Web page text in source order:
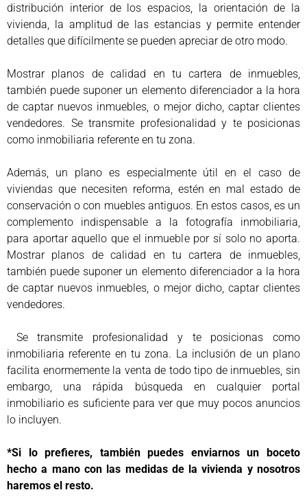
distribución interior de los espacios, la orientación de la
vivienda, la amplitud de las estancias y permite entender
detalles que difícilmente se pueden apreciar de otro modo.
Mostrar planos de calidad en tu cartera de inmuebles,
también puede suponer un elemento diferenciador a la hora
de captar nuevos inmuebles, o mejor dicho, captar clientes
vendedores. Se transmite profesionalidad y te posicionas
como inmobiliaria referente en tu zona.
Además, un plano es especialmente útil en el caso de
viviendas que necesiten reforma, estén en mal estado de
conservación o con muebles antiguos. En estos casos, es un
complemento indispensable a la fotografía inmobiliaria,
para aportar aquello que el inmueble por sí solo no aporta.
Mostrar planos de calidad en tu cartera de inmuebles,
también puede suponer un elemento diferenciador a la hora
de captar nuevos inmuebles, o mejor dicho, captar clientes
vendedores.
Se transmite profesionalidad y te posicionas como
inmobiliaria referente en tu zona. La inclusión de un plano
facilita enormemente la venta de todo tipo de inmuebles, sin
embargo, una rápida búsqueda en cualquier portal
inmobiliario es suficiente para ver que muy pocos anuncios
lo incluyen.
*Si lo prefieres, también puedes enviarnos un boceto
hecho a mano con las medidas de la vivienda y nosotros
haremos el resto.